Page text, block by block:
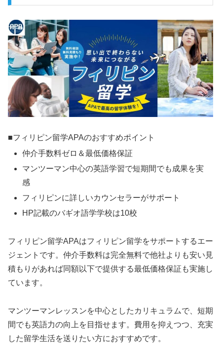
■フィリピン留学APAのおすすめポイント
仲介手数料ゼロ＆最低価格保証
マンツーマン中心の英語学習で短期間でも成果を実
感
フィリピンに詳しいカウンセラーがサポート
HP記載のバギオ語学学校は10校
フィリピン留学APAはフィリピン留学をサポートするエー
ジェントです。仲介手数料は完全無料で他社よりも安い見
積もりがあれば同額以下で提供する最低価格保証も実施し
ています。
マンツーマンレッスンを中心としたカリキュラムで、短期
間でも英語力の向上を目指せます。費用を抑えつつ、充実
した留学生活を送りたい方におすすめです。